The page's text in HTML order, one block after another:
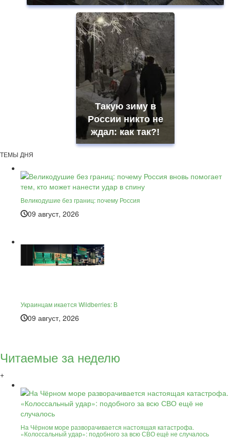
Такую зиму в
России никто не
ждал: как так?!
ТЕМЫ ДНЯ
Великодушие без границ: почему Россия
09 август, 2026
Украинцам икается Wildberries: В
09 август, 2026
Читаемые за неделю
+
На Чёрном море разворачивается настоящая катастрофа.
«Колоссальный удар»: подобного за всю СВО ещё не случалось